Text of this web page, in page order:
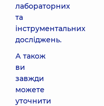
лабораторних
та
інструментальних
досліджень.
А також
ви
завжди
можете
уточнити